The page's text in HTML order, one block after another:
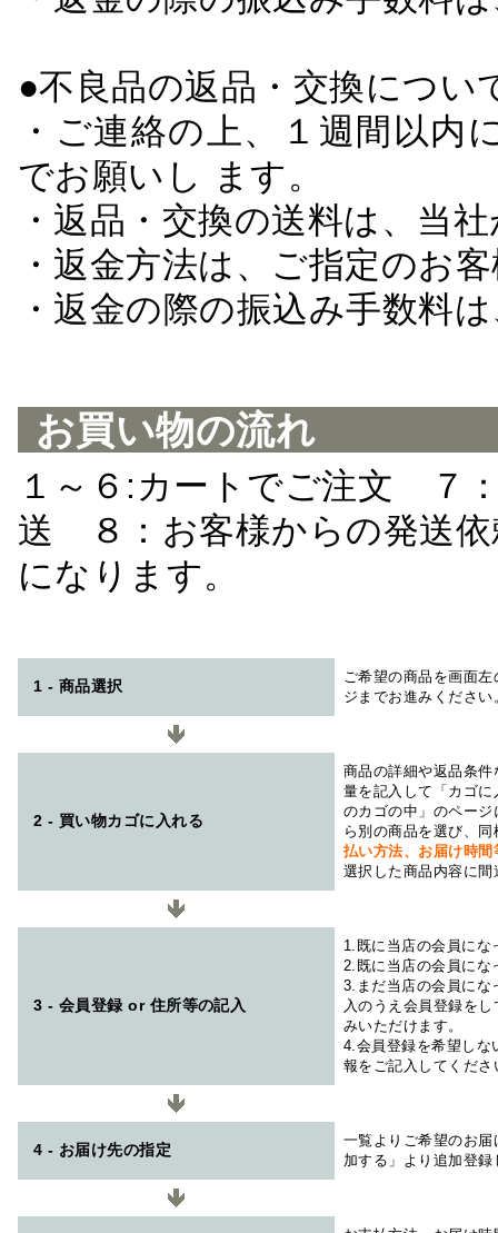
●不良品の返品・交換につい
・ご連絡の上、１週間以
でお願いし ます。
・返品・交換の送料は、当
・返金方法は、ご指定のお
・返金の際の振込み手数料
お買い物の流れ
１～６:カートでご注文 ７
送 ８：お客様からの発送
になります。
1 - 商品選択
ご希望の商品を画面
ジまでお進みください
2 - 買い物カゴに入れる
商品の詳細や返品条
量を記入して「カゴ
のカゴの中」のペー
ら別の商品を選び、
払い方法、お届け時
選択した商品内容に
3 - 会員登録 or 住所等の記入
1.既に当店の会員にな
2.既に当店の会員にな
3.まだ当店の会員にな
入のうえ会員登録を
みいただけます。
4.会員登録を希望しな
報をご記入してくださ
4 - お届け先の指定
一覧よりご希望のお
加する」より追加登